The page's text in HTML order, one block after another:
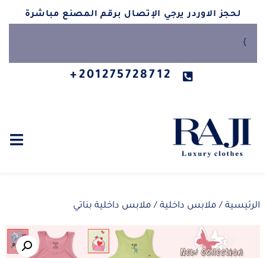
لحجز الاوردر يرجي الإتصال برقم المصنع مباشرة
}
201275728712+
الرئيسية / ملابس داخلية / ملابس داخلية بناتي